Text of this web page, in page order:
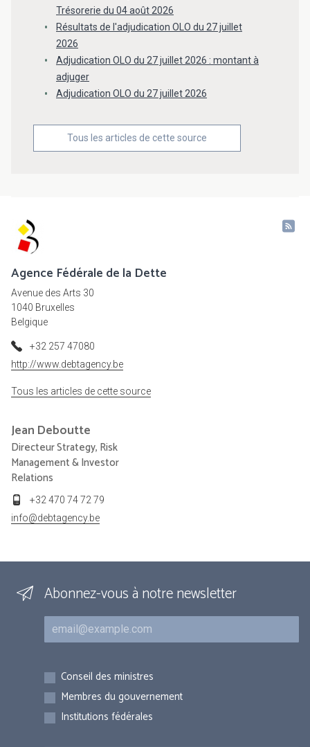
Trésorerie du 04 août 2026
Résultats de l'adjudication OLO du 27 juillet
2026
Adjudication OLO du 27 juillet 2026 : montant à
adjuger
Adjudication OLO du 27 juillet 2026
Tous les articles de cette source
Agence Fédérale de la Dette
Avenue des Arts 30
1040 Bruxelles
Belgique
+32 257 47080
http://www.debtagency.be
Tous les articles de cette source
Jean Deboutte
Directeur Strategy, Risk
Management & Investor
Relations
+32 470 74 72 79
info@debtagency.be
Abonnez-vous à notre newsletter
Courriel
Inscriptions
Conseil des ministres
Membres du gouvernement
Institutions fédérales